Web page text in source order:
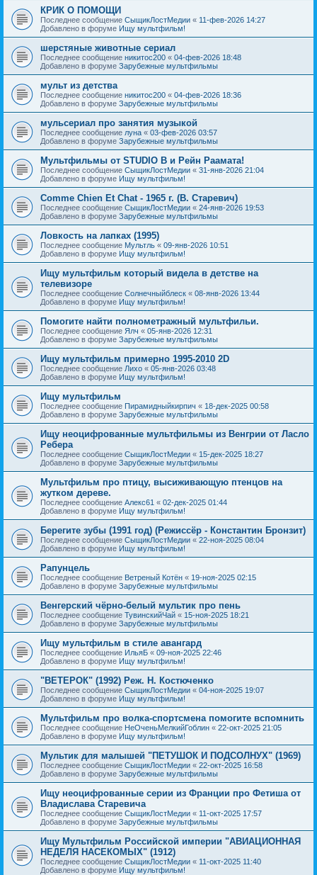
КРИК О ПОМОЩИ
Последнее сообщение СыщикЛостМедии « 11-фев-2026 14:27
Добавлено в форуме Ищу мультфильм!
шерстяные животные сериал
Последнее сообщение никитос200 « 04-фев-2026 18:48
Добавлено в форуме Зарубежные мультфильмы
мульт из детства
Последнее сообщение никитос200 « 04-фев-2026 18:36
Добавлено в форуме Зарубежные мультфильмы
мульсериал про занятия музыкой
Последнее сообщение луна « 03-фев-2026 03:57
Добавлено в форуме Зарубежные мультфильмы
Мультфильмы от STUDIO B и Рейн Раамата!
Последнее сообщение СыщикЛостМедии « 31-янв-2026 21:04
Добавлено в форуме Ищу мультфильм!
Comme Chien Et Chat - 1965 г. (В. Старевич)
Последнее сообщение СыщикЛостМедии « 24-янв-2026 19:53
Добавлено в форуме Зарубежные мультфильмы
Ловкость на лапках (1995)
Последнее сообщение Мультль « 09-янв-2026 10:51
Добавлено в форуме Ищу мультфильм!
Ищу мультфильм который видела в детстве на
телевизоре
Последнее сообщение Солнечныйблеск « 08-янв-2026 13:44
Добавлено в форуме Ищу мультфильм!
Помогите найти полнометражный мультфильи.
Последнее сообщение Ялч « 05-янв-2026 12:31
Добавлено в форуме Зарубежные мультфильмы
Ищу мультфильм примерно 1995-2010 2D
Последнее сообщение Лихо « 05-янв-2026 03:48
Добавлено в форуме Ищу мультфильм!
Ищу мультфильм
Последнее сообщение Пирамидныйкирпич « 18-дек-2025 00:58
Добавлено в форуме Зарубежные мультфильмы
Ищу неоцифрованные мультфильмы из Венгрии от Ласло
Ребера
Последнее сообщение СыщикЛостМедии « 15-дек-2025 18:27
Добавлено в форуме Зарубежные мультфильмы
Мультфильм про птицу, высиживающую птенцов на
жутком дереве.
Последнее сообщение Алекс61 « 02-дек-2025 01:44
Добавлено в форуме Ищу мультфильм!
Берегите зубы (1991 год) (Режиссёр - Константин Бронзит)
Последнее сообщение СыщикЛостМедии « 22-ноя-2025 08:04
Добавлено в форуме Ищу мультфильм!
Рапунцель
Последнее сообщение Ветреный Котён « 19-ноя-2025 02:15
Добавлено в форуме Зарубежные мультфильмы
Венгерский чёрно-белый мультик про пень
Последнее сообщение ТувинскийЧай « 15-ноя-2025 18:21
Добавлено в форуме Зарубежные мультфильмы
Ищу мультфильм в стиле авангард
Последнее сообщение ИльяБ « 09-ноя-2025 22:46
Добавлено в форуме Ищу мультфильм!
"ВЕТЕРОК" (1992) Реж. Н. Костюченко
Последнее сообщение СыщикЛостМедии « 04-ноя-2025 19:07
Добавлено в форуме Ищу мультфильм!
Мультфильм про волка-спортсмена помогите вспомнить
Последнее сообщение НеОченьМелкийГоблин « 22-окт-2025 21:05
Добавлено в форуме Ищу мультфильм!
Мультик для малышей "ПЕТУШОК И ПОДСОЛНУХ" (1969)
Последнее сообщение СыщикЛостМедии « 22-окт-2025 16:58
Добавлено в форуме Зарубежные мультфильмы
Ищу неоцифрованные серии из Франции про Фетиша от
Владислава Старевича
Последнее сообщение СыщикЛостМедии « 11-окт-2025 17:57
Добавлено в форуме Зарубежные мультфильмы
Ищу Мультфильм Российской империи "АВИАЦИОННАЯ
НЕДЕЛЯ НАСЕКОМЫХ" (1912)
Последнее сообщение СыщикЛостМедии « 11-окт-2025 11:40
Добавлено в форуме Ищу мультфильм!